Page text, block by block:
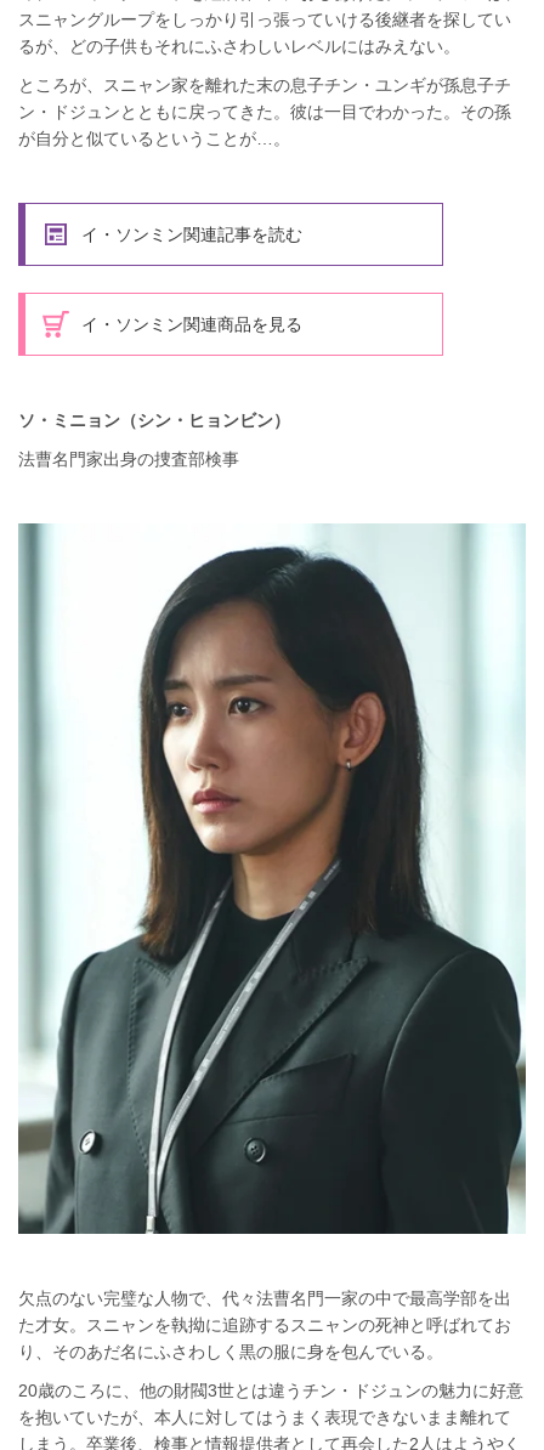
スニャングループをしっかり引っ張っていける後継者を探してい
るが、どの子供もそれにふさわしいレベルにはみえない。
ところが、スニャン家を離れた末の息子チン・ユンギが孫息子チ
ン・ドジュンとともに戻ってきた。彼は一目でわかった。その孫
が自分と似ているということが…。
イ・ソンミン関連記事を読む
イ・ソンミン関連商品を見る
ソ・ミニョン（シン・ヒョンビン）
法曹名門家出身の捜査部検事
欠点のない完璧な人物で、代々法曹名門一家の中で最高学部を出
た才女。スニャンを執拗に追跡するスニャンの死神と呼ばれてお
り、そのあだ名にふさわしく黒の服に身を包んでいる。
20歳のころに、他の財閥3世とは違うチン・ドジュンの魅力に好意
を抱いていたが、本人に対してはうまく表現できないまま離れて
しまう。卒業後、検事と情報提供者として再会した2人はようやく